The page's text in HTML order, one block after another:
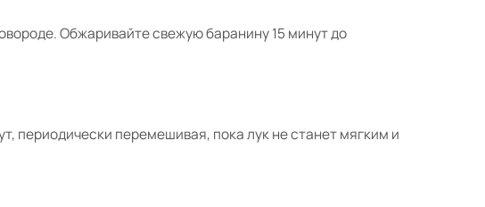
Обжаривайте свежую баранину 15 минут до
периодически перемешивая, пока лук не станет мягким и